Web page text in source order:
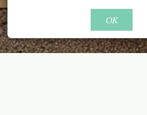
Role para continar
OK